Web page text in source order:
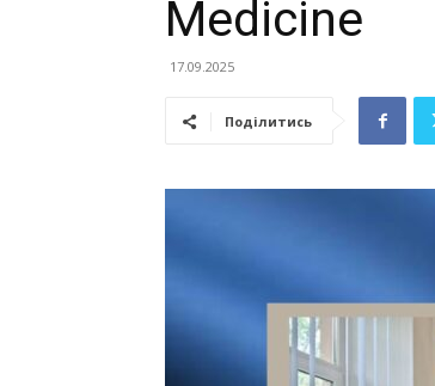
Medicine
17.09.2025
Поділитись